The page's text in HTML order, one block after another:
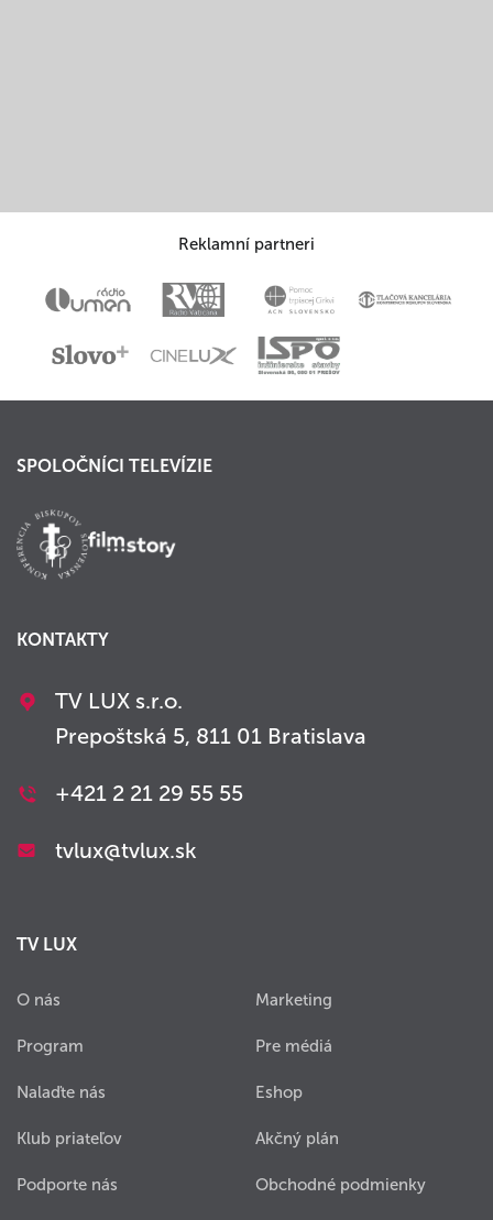
Reklamní partneri
SPOLOČNÍCI TELEVÍZIE
KONTAKTY
TV LUX s.r.o.
Prepoštská 5, 811 01 Bratislava
+421 2 21 29 55 55
tvlux@tvlux.sk
TV LUX
O nás
Program
Nalaďte nás
Klub priateľov
Podporte nás
Marketing
Pre médiá
Eshop
Akčný plán
Obchodné podmienky